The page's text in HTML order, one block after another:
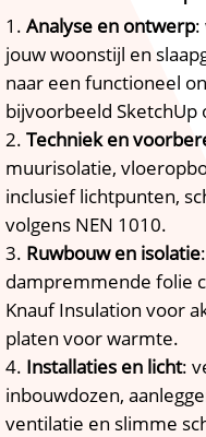
Analyse en ontwerp:
jouw woonstijl en
naar een functioneel
bijvoorbeeld SketchUp
Techniek en
muurisolatie,
inclusief lichtpunten,
volgens NEN 1010.​
Ruwbouw en isolatie
dampremmende folie
Knauf Insulation voor
platen voor warmte.​
Installaties en licht:
inbouwdozen,
ventilatie en slimme